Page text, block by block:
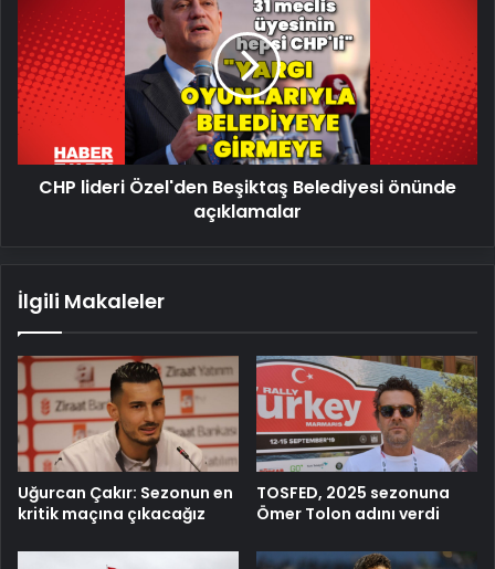
Özel'den
Beşiktaş
Belediyesi
önünde
açıklamalar
CHP lideri Özel'den Beşiktaş Belediyesi önünde
açıklamalar
İlgili Makaleler
Uğurcan Çakır: Sezonun en
kritik maçına çıkacağız
TOSFED, 2025 sezonuna
Ömer Tolon adını verdi